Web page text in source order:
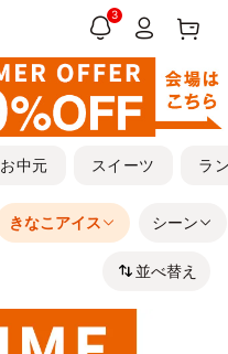
3
お中元 スイーツ ラ
きなこアイス シーン
並べ替え